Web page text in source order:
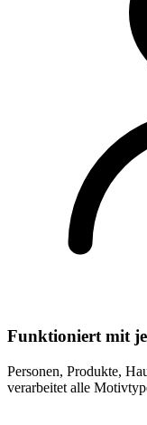
Funktioniert mit
Personen, Produkte,
verarbeitet alle